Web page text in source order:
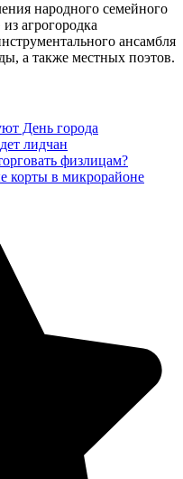
народного семейного
агрогородка
ансамбля
а также местных поэтов.
День города
лидчан
физлицам?
корты в микрорайоне